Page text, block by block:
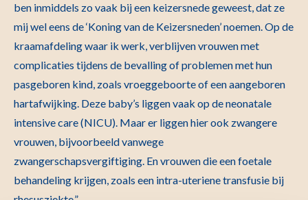
ben inmiddels zo vaak bij een keizersnede geweest, dat ze
mij wel eens de ‘Koning van de Keizersneden’ noemen. Op de
kraamafdeling waar ik werk, verblijven vrouwen met
complicaties tijdens de bevalling of problemen met hun
pasgeboren kind, zoals vroeggeboorte of een aangeboren
hartafwijking. Deze baby’s liggen vaak op de neonatale
intensive care (NICU). Maar er liggen hier ook zwangere
vrouwen, bijvoorbeeld vanwege
zwangerschapsvergiftiging. En vrouwen die een foetale
behandeling krijgen, zoals een intra-uteriene transfusie bij